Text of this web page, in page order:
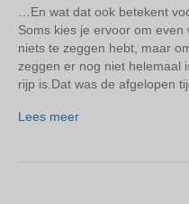
…En wat dat ook betekent
Soms kies je ervoor om
niets te zeggen hebt, maar
zeggen er nog niet helemaal
rijp is.Dat was de afgelopen
Lees meer